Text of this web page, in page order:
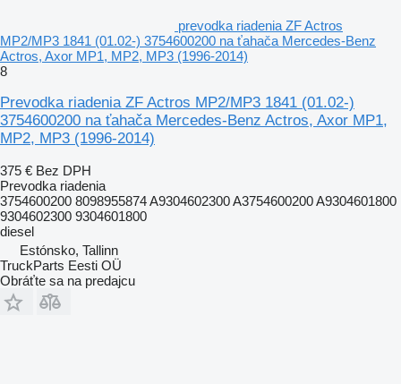
prevodka riadenia ZF Actros
MP2/MP3 1841 (01.02-) 3754600200 na ťahača Mercedes-Benz
Actros, Axor MP1, MP2, MP3 (1996-2014)
8
Prevodka riadenia ZF Actros MP2/MP3 1841 (01.02-)
3754600200 na ťahača Mercedes-Benz Actros, Axor MP1,
MP2, MP3 (1996-2014)
375 € Bez DPH
Prevodka riadenia
3754600200 8098955874 A9304602300 A3754600200 A9304601800
9304602300 9304601800
diesel
Estónsko, Tallinn
TruckParts Eesti OÜ
Obráťte sa na predajcu